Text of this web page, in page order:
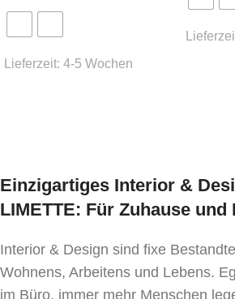
Lieferzeit: 4-5 Wochen
Einzigartiges Interior &
LIMETTE: Für Zuhause und
Interior & Design sind fixe
Wohnens, Arbeitens und Lebens.
im Büro, immer mehr Menschen